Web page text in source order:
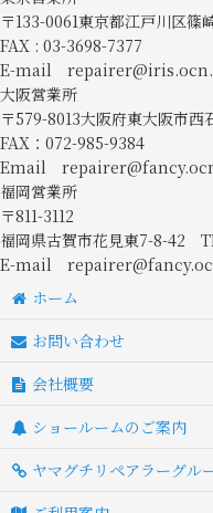
〒133-0061東京都江戸川区
FAX : 03-3698-7377
E-mail
大阪営業所
〒579-8013大阪府東大阪市
FAX：072-985-9384
Email
福岡営業所
〒811-3112
福岡県古賀市花見東7-8-42
E-mail
ホーム
お問い合わせ
会社概要
ショールームのご案内
ヤマグチリペアラーグル